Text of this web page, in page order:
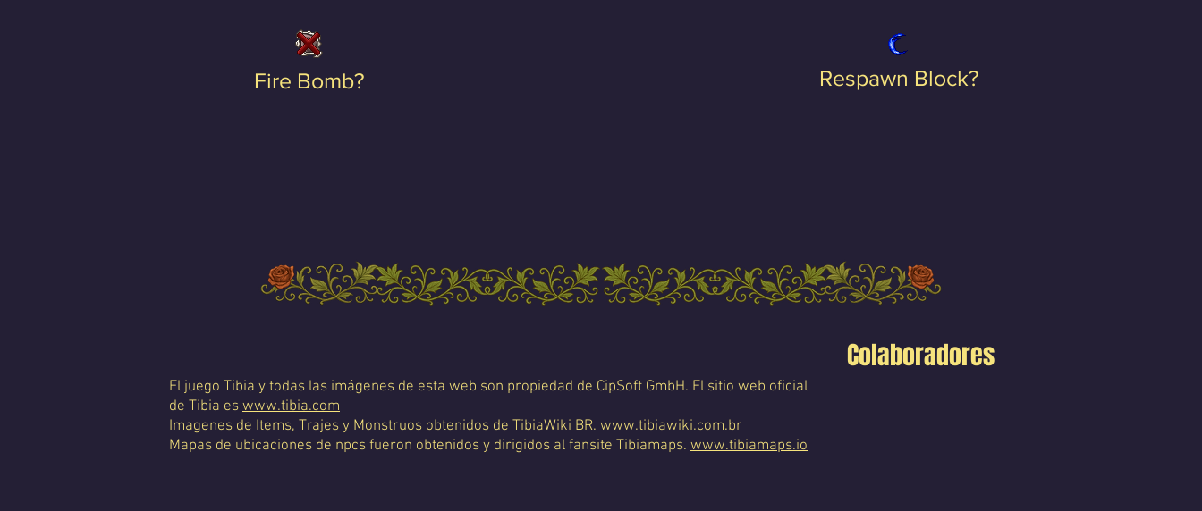
Fire Bomb? Respawn Block?
Colaboradores
El juego Tibia y todas las imágenes de esta web son propiedad de CipSoft GmbH. El sitio web oficial
de Tibia es www.tibia.com
Imagenes de Items, Trajes y Monstruos obtenidos de TibiaWiki BR. www.tibiawiki.com.br
Mapas de ubicaciones de npcs fueron obtenidos y dirigidos al fansite Tibiamaps. www.tibiamaps.io